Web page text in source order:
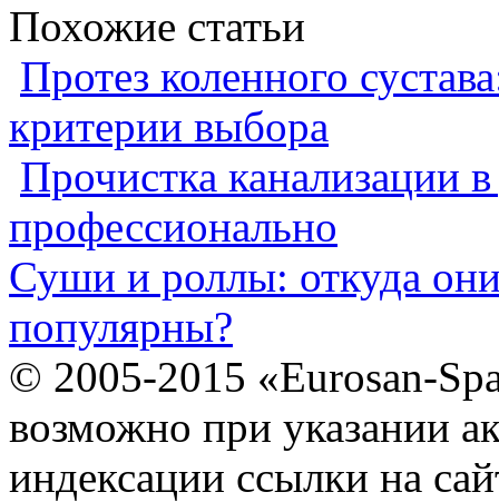
Похожие статьи
Протез коленного
критерии выбора
Прочистка канализации
профессионально
Суши и роллы: откуда
популярны?
© 2005-2015 «Eurosan-
возможно при указании
индексации ссылки на